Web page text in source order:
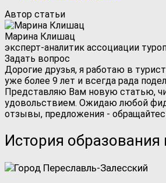
Автор статьи
Марина Клишац
эксперт-аналитик ассоциации
Задать вопрос
Дорогие друзья, я работаю в
уже более 9 лет и всегда рада
Представляю Вам новую статью,
удовольствием. Ожидаю любой
отзывы, предложения -
История образования